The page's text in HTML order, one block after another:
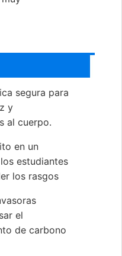
segura para
y
al cuerpo.
en un
estudiantes
los rasgos
el
de carbono